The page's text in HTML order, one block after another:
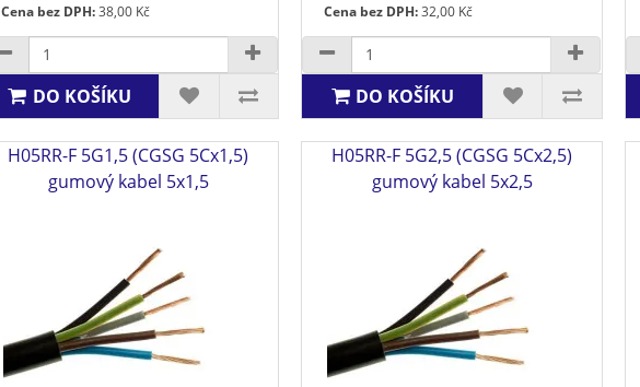
Cena bez DPH:38,00 Kč
DO KOŠÍKU
Cena bez DPH:32,00 Kč
DO KOŠÍKU
H05RR-F 5G1,5 (CGSG 5Cx1,5)
gumový kabel 5x1,5
H05RR-F 5G2,5 (CGSG 5Cx2,5)
gumový kabel 5x2,5